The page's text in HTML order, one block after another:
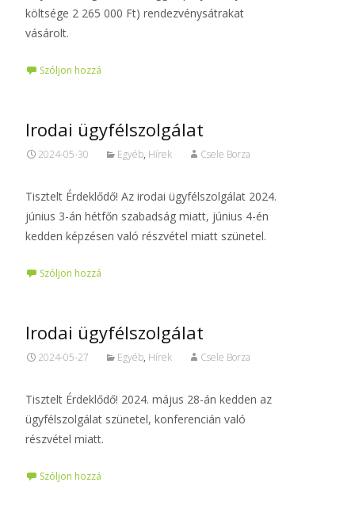
költsége 2 265 000 Ft) rendezvénysátrakat
vásárolt.
Szóljon hozzá
Irodai ügyfélszolgálat
2024-05-30 Egyéb, Hírek Csele Borza
Tisztelt Érdeklődő! Az irodai ügyfélszolgálat 2024.
június 3-án hétfőn szabadság miatt, június 4-én
kedden képzésen való részvétel miatt szünetel.
Szóljon hozzá
Irodai ügyfélszolgálat
2024-05-27 Egyéb, Hírek Csele Borza
Tisztelt Érdeklődő! 2024. május 28-án kedden az
ügyfélszolgálat szünetel, konferencián való
részvétel miatt.
Szóljon hozzá